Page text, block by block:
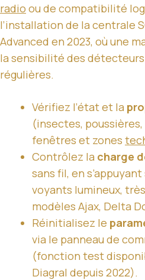
radio ou de compatibilité
l’installation de la centrale
Advanced en 2023, où une
la sensibilité des
régulières.
Vérifiez l’état et la
(insectes,
fenêtres et zones
Contrôlez la charge
sans fil, en
voyants lumineux,
modèles Ajax, Delta
Réinitialisez le
via le panneau de
(fonction test
Diagral depuis 2022).